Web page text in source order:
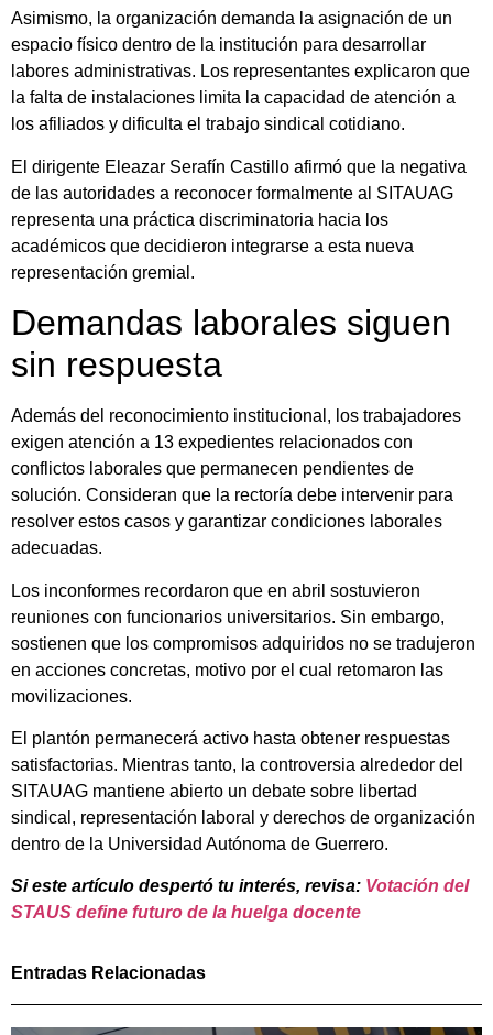
Asimismo, la organización demanda la asignación de un
espacio físico dentro de la institución para desarrollar
labores administrativas. Los representantes explicaron que
la falta de instalaciones limita la capacidad de atención a
los afiliados y dificulta el trabajo sindical cotidiano.
El dirigente Eleazar Serafín Castillo afirmó que la negativa
de las autoridades a reconocer formalmente al SITAUAG
representa una práctica discriminatoria hacia los
académicos que decidieron integrarse a esta nueva
representación gremial.
Demandas laborales siguen
sin respuesta
Además del reconocimiento institucional, los trabajadores
exigen atención a 13 expedientes relacionados con
conflictos laborales que permanecen pendientes de
solución. Consideran que la rectoría debe intervenir para
resolver estos casos y garantizar condiciones laborales
adecuadas.
Los inconformes recordaron que en abril sostuvieron
reuniones con funcionarios universitarios. Sin embargo,
sostienen que los compromisos adquiridos no se tradujeron
en acciones concretas, motivo por el cual retomaron las
movilizaciones.
El plantón permanecerá activo hasta obtener respuestas
satisfactorias. Mientras tanto, la controversia alrededor del
SITAUAG mantiene abierto un debate sobre libertad
sindical, representación laboral y derechos de organización
dentro de la Universidad Autónoma de Guerrero.
Si este artículo despertó tu interés, revisa: Votación del
STAUS define futuro de la huelga docente
Entradas Relacionadas